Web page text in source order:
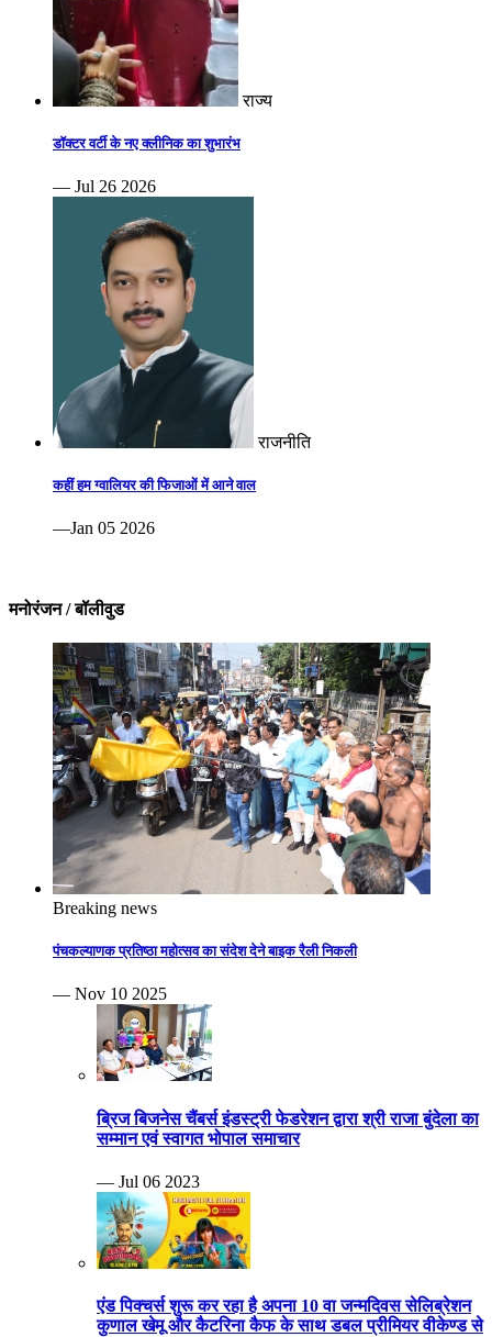
राज्य
डॉक्टर वर्टी के नए क्लीनिक का शुभारंभ
— Jul 26 2026
राजनीति
कहीं हम ग्वालियर की फिजाओं में आने वाल
—Jan 05 2026
मनोरंजन / बॉलीवुड
Breaking news
पंचकल्याणक प्रतिष्ठा महोत्सव का संदेश देने बाइक रैली निकली
— Nov 10 2025
ब्रिज बिजनेस चैंबर्स इंडस्ट्री फेडरेशन द्वारा श्री राजा बुंदेला का
सम्मान एवं स्वागत भोपाल समाचार
— Jul 06 2023
एंड पिक्चर्स शुरू कर रहा है अपना 10 वा जन्मदिवस सेलिब्रेशन
कुणाल खेमू और कैटरिना कैफ के साथ डबल प्रीमियर वीकेण्ड से